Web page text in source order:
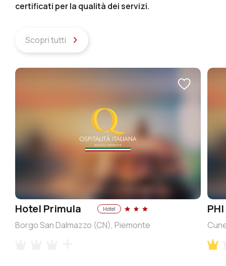
certificati per la qualità dei servizi.
Scopri tutti
Hotel Primula Hotel
Borgo San Dalmazzo (CN), Piemonte